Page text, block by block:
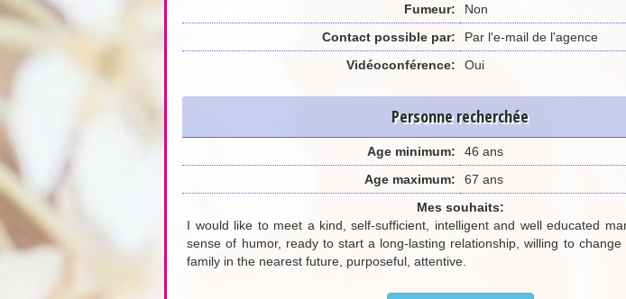
Fumeur:
Non
Contact possible par:
Par l'e-mail de l'agence
Vidéoconférence:
Oui
Personne recherchée
Age minimum:
46 ans
Age maximum:
67 ans
Mes souhaits:
I would like to meet a kind, self-sufficient, intelligent and well educated
sense of humor, ready to start a long-lasting relationship, willing to
family in the nearest future, purposeful, attentive.